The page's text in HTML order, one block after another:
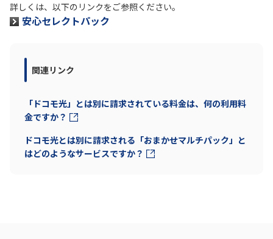
詳しくは、以下のリンクをご参照ください。
安心セレクトパック
関連リンク
「ドコモ光」とは別に請求されている料金は、何の利用料
金ですか？
ドコモ光とは別に請求される「おまかせマルチパック」と
はどのようなサービスですか？